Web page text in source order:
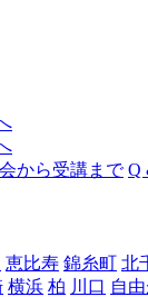
ャ
口
から受講まで Q
恵比寿 錦糸町 北
横浜 柏 川口 自